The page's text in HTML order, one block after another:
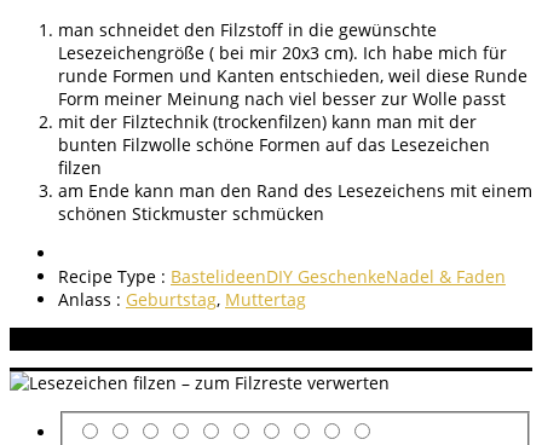
man schneidet den Filzstoff in die gewünschte
Lesezeichengröße ( bei mir 20x3 cm). Ich habe mich für
runde Formen und Kanten entschieden, weil diese Runde
Form meiner Meinung nach viel besser zur Wolle passt
mit der Filztechnik (trockenfilzen) kann man mit der
bunten Filzwolle schöne Formen auf das Lesezeichen
filzen
am Ende kann man den Rand des Lesezeichens mit einem
schönen Stickmuster schmücken
Recipe Type : BastelideenDIY GeschenkeNadel & Faden
Anlass : Geburtstag, Muttertag